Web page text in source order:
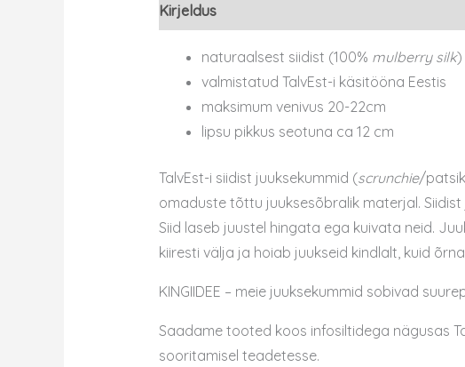
Kirjeldus
naturaalsest siidist (100% mulberry silk)
valmistatud TalvEst-i käsitööna Eestis
maksimum venivus 20-22cm
lipsu pikkus seotuna ca 12 cm
TalvEst-i siidist juuksekummid (scrunchie/
omaduste tõttu juuksesõbralik materjal.
Siid laseb juustel hingata ega kuivata neid.
kiiresti välja ja hoiab juukseid kindlalt, kuid
KINGIIDEE – meie juuksekummid sobivad
Saadame tooted koos infosiltidega nägusas
sooritamisel teadetesse.